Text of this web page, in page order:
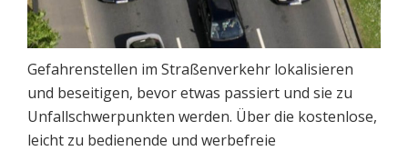
Gefahrenstellen im Straßenverkehr lokalisieren
und beseitigen, bevor etwas passiert und sie zu
Unfallschwerpunkten werden. Über die kostenlose,
leicht zu bedienende und werbefreie